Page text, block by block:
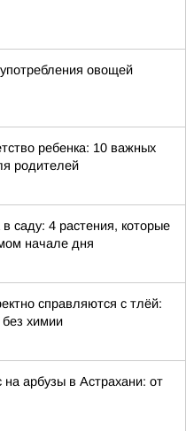
овощей
ребенка: 10 важных
родителей
саду: 4 растения, которые
начале дня
справляются с тлёй:
без химии
на арбузы в Астрахани: от